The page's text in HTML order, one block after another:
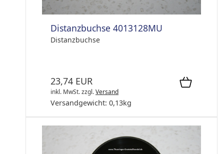
Distanzbuchse 4013128MU
Distanzbuchse
23,74 EUR
inkl. MwSt.zzgl.Versand
Versandgewicht: 0,13kg